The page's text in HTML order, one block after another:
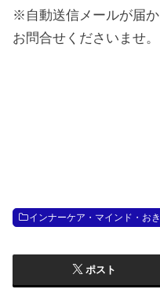
※自動送信メールが届か
お問合せくださいませ。
インナーケア・マインド・お
ポスト